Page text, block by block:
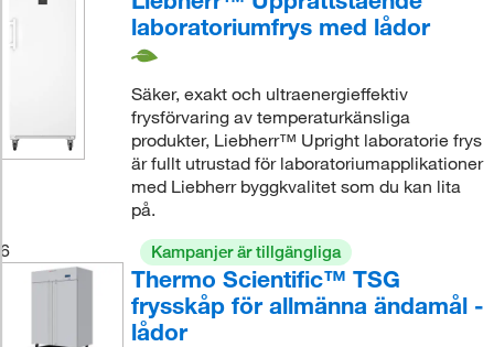
laboratoriumfrys med lådor
Säker, exakt och ultraenergieffektiv
frysförvaring av temperaturkänsliga
produkter, Liebherr™ Upright laboratorie frys
är fullt utrustad för laboratoriumapplikationer
med Liebherr byggkvalitet som du kan lita
på.
6
Kampanjer är tillgängliga
Thermo Scientific™ TSG
frysskåp för allmänna ändamål -
lådor